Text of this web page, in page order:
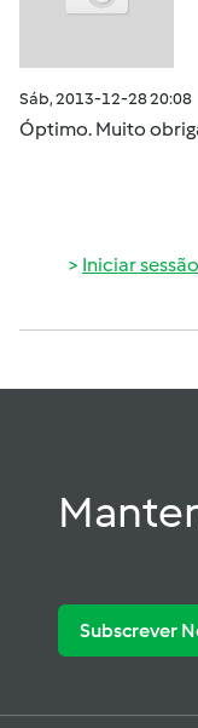
Sáb, 2013-12-28 20:08
Óptimo. Muito
Iniciar sessão
Subscrever